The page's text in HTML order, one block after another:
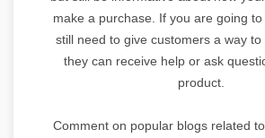
make a purchase. If you are going
still need to give customers a way
they can receive help or ask
product.
Comment on popular blogs related